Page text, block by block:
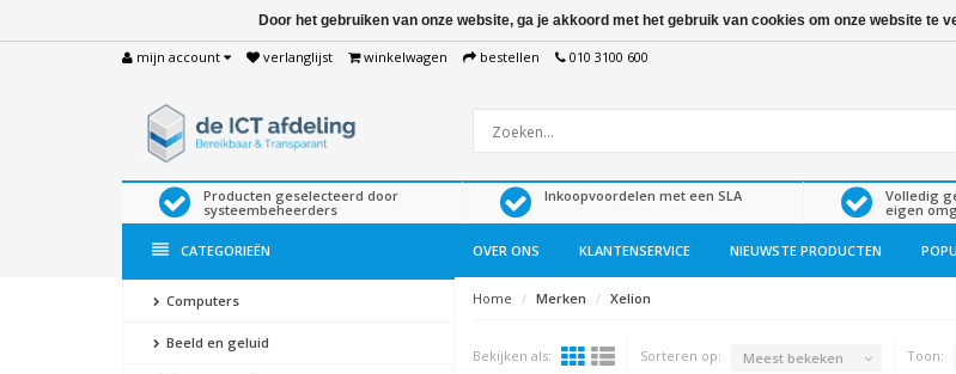
mijn account verlanglijst winkelwagen bestellen 010 3100 600
Producten geselecteerd door
systeembeheerders
Inkoopvoordelen met een SLA
Volledig
eigen
CATEGORIEËN OVER ONS KLANTENSERVICE NIEUWSTE PRODUCTEN
Computers
Beeld en geluid
Home Merken Xelion
Bekijken als: Sorteren op: Meest bekeken Toon:
Door het gebruiken van onze website, ga je akkoord met het gebruik van cookies om onze website te